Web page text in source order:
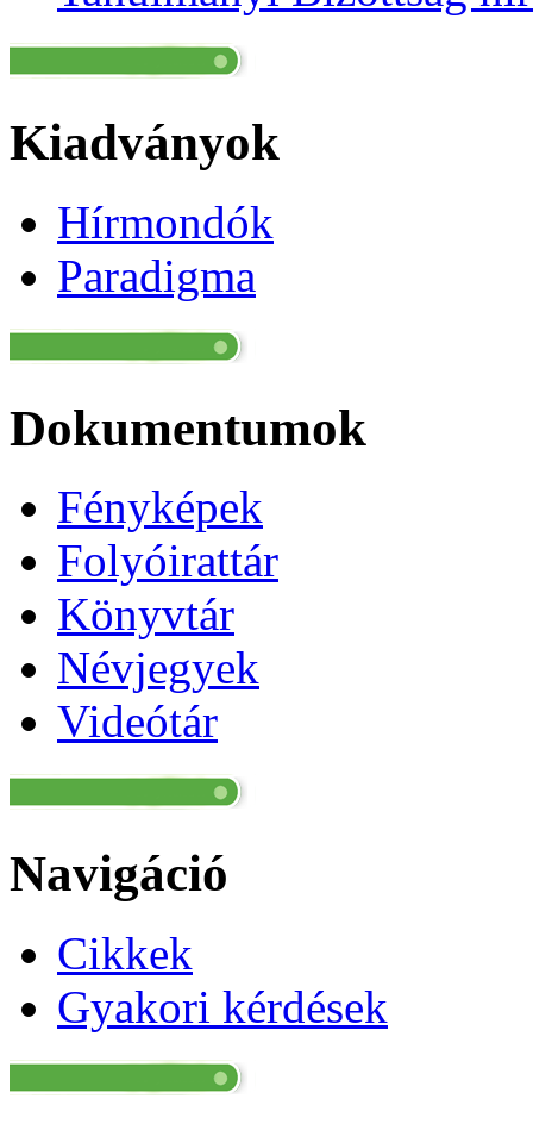
Kiadványok
Hírmondók
Paradigma
Dokumentumok
Fényképek
Folyóirattár
Könyvtár
Névjegyek
Videótár
Navigáció
Cikkek
Gyakori kérdések